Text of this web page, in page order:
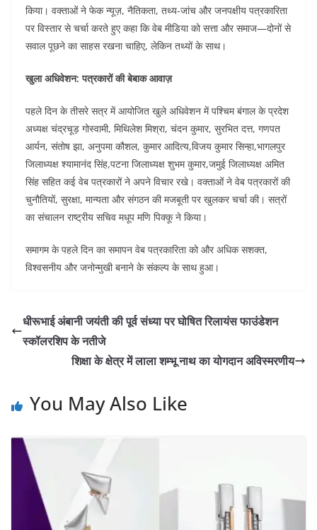
किया। वक्ताओं ने फेक न्यूज़, नैतिकता, तथ्य-जांच और जनपक्षीय पत्रकारिता
पर विस्तार से चर्चा करते हुए कहा कि वेब मीडिया को सत्ता और समाज—दोनों से
सवाल पूछने का साहस रखना चाहिए, लेकिन तथ्यों के साथ।
खुला अधिवेशन: पत्रकारों की बेबाक आवाज़
पहले दिन के तीसरे सत्र में आयोजित खुले अधिवेशन में पश्चिम बंगाल के प्रदेश
अध्यक्ष चंद्रचूड़ गोस्वामी, मिथिलेश मिश्रा, चंदन कुमार, सुरभित दत्त, गणपत
आर्यन, संतोष झा, अनुपमा कौशल, कुमार आदित्य,विजय कुमार सिन्हा,भागलपुर
जिलाध्यक्ष श्यामानंद सिंह,पटना जिलाध्यक्ष शुभम कुमार,जमुई जिलाध्यक्ष अमित
सिंह सहित कई वेब पत्रकारों ने अपने विचार रखे। वक्ताओं ने वेब पत्रकारों की
चुनौतियों, सुरक्षा, मान्यता और संगठन की मजबूती पर खुलकर चर्चा की। सत्रों
का संचालन राष्ट्रीय सचिव मधूप मणि पिक्कू ने किया।
समागम के पहले दिन का समापन वेब पत्रकारिता को और अधिक सशक्त,
विश्वसनीय और जनोन्मुखी बनाने के संकल्प के साथ हुआ।
धीरूभाई अंबानी जयंती की पूर्व संध्या पर घोषित रिलायंस फाउंडेशन
स्कॉलरशिप के नतीजे
शिक्षा के क्षेत्र में लाला शम्भू नाथ का योगदान अविस्मरणीय
You May Also Like